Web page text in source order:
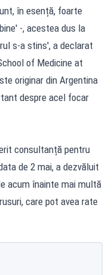
în esență, foarte
-, acestea dus la
s-a stins', a declarat
of Medicine at
originar din Argentina
despre acel focar
consultanță pentru
de 2 mai, a dezvăluit
acum înainte mai multă
care pot avea rate